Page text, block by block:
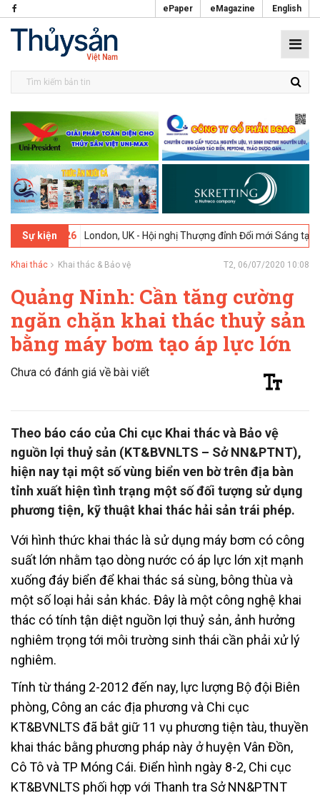
ePaper eMagazine English
Sự kiện
2026 London, UK - Hội nghị Thượng đỉnh Đổi mới Sáng tạo trong
Khai thác Khai thác & Bảo vệ T2, 06/07/2020 10:08
Quảng Ninh: Cần tăng cường
ngăn chặn khai thác thuỷ sản
bằng máy bơm tạo áp lực lớn
Chưa có đánh giá về bài viết
Theo báo cáo của Chi cục Khai thác và Bảo vệ
nguồn lợi thuỷ sản (KT&BVNLTS – Sở NN&PTNT),
hiện nay tại một số vùng biển ven bờ trên địa bàn
tỉnh xuất hiện tình trạng một số đối tượng sử dụng
phương tiện, kỹ thuật khai thác hải sản trái phép.
Với hình thức khai thác là sử dụng máy bơm có công
suất lớn nhằm tạo dòng nước có áp lực lớn xịt mạnh
xuống đáy biển để khai thác sá sùng, bông thùa và
một số loại hải sản khác. Đây là một công nghệ khai
thác có tính tận diệt nguồn lợi thuỷ sản, ảnh hưởng
nghiêm trọng tới môi trường sinh thái cần phải xử lý
nghiêm.
Tính từ tháng 2-2012 đến nay, lực lượng Bộ đội Biên
phòng, Công an các địa phương và Chi cục
KT&BVNLTS đã bắt giữ 11 vụ phương tiện tàu, thuyền
khai thác bằng phương pháp này ở huyện Vân Đồn,
Cô Tô và TP Móng Cái. Điển hình ngày 8-2, Chi cục
KT&BVNLTS phối hợp với Thanh tra Sở NN&PTNT